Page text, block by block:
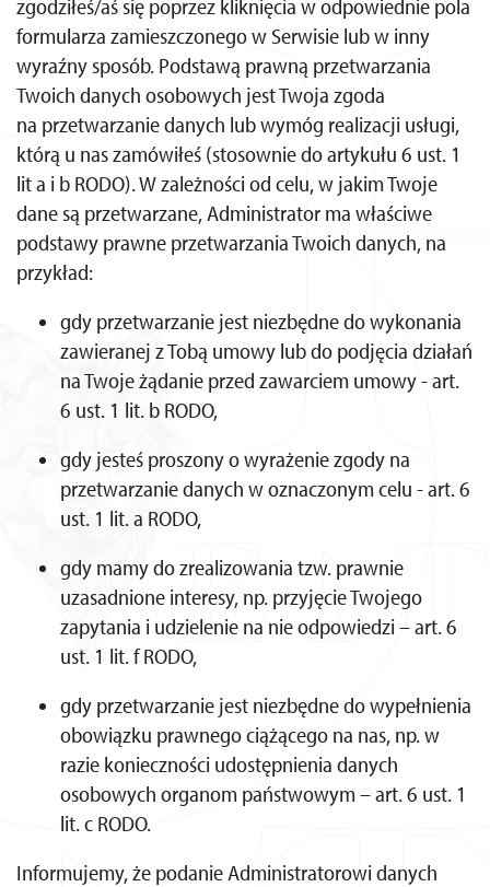
zgodziłeś/aś się poprzez kliknięcia w odpowiednie pola
formularza zamieszczonego w Serwisie lub w inny
wyraźny sposób. Podstawą prawną przetwarzania
Twoich danych osobowych jest Twoja zgoda
na przetwarzanie danych lub wymóg realizacji usługi,
którą u nas zamówiłeś (stosownie do artykułu 6 ust. 1
lit a i b RODO). W zależności od celu, w jakim Twoje
dane są przetwarzane, Administrator ma właściwe
podstawy prawne przetwarzania Twoich danych, na
przykład:
gdy przetwarzanie jest niezbędne do wykonania
zawieranej z Tobą umowy lub do podjęcia działań
na Twoje żądanie przed zawarciem umowy - art.
6 ust. 1 lit. b RODO,
gdy jesteś proszony o wyrażenie zgody na
przetwarzanie danych w oznaczonym celu - art. 6
ust. 1 lit. a RODO,
gdy mamy do zrealizowania tzw. prawnie
uzasadnione interesy, np. przyjęcie Twojego
zapytania i udzielenie na nie odpowiedzi – art. 6
ust. 1 lit. f RODO,
gdy przetwarzanie jest niezbędne do wypełnienia
obowiązku prawnego ciążącego na nas, np. w
razie konieczności udostępnienia danych
osobowych organom państwowym – art. 6 ust. 1
lit. c RODO.
Informujemy, że podanie Administratorowi danych